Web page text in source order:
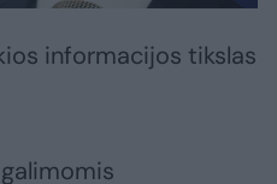
informacijos tikslas